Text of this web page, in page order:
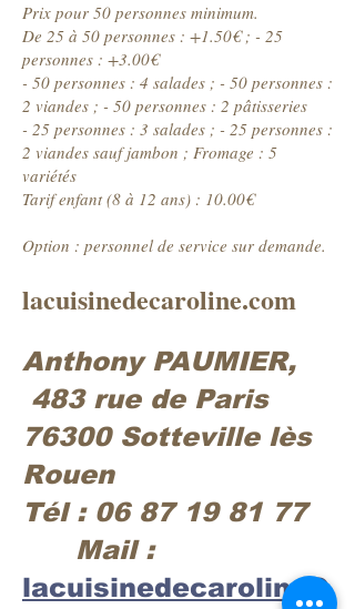
Prix pour 50 personnes minimum.
De 25 à 50 personnes : +1.50€ ; - 25
personnes : +3.00€
- 50 personnes : 4 salades ; - 50 personnes :
2 viandes ; - 50 personnes : 2 pâtisseries
- 25 personnes : 3 salades ; - 25 personnes :
2 viandes sauf jambon ; Fromage : 5
variétés
Tarif enfant (8 à 12 ans) : 10.00€
Option : personnel de service sur demande.
lacuisinedecaroline.com
Anthony PAUMIER,
483 rue de Paris
76300 Sotteville lès
Rouen
Tél : 06 87 19 81 77
Mail :
lacuisinedecaroline@